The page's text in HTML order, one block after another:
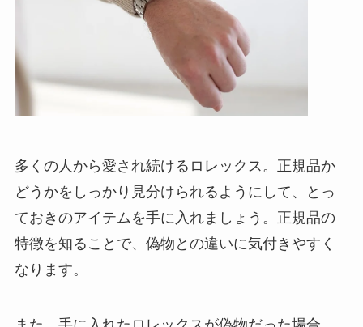
多くの人から愛され続けるロレックス。正規品か
どうかをしっかり見分けられるようにして、とっ
ておきのアイテムを手に入れましょう。正規品の
特徴を知ることで、偽物との違いに気付きやすく
なります。